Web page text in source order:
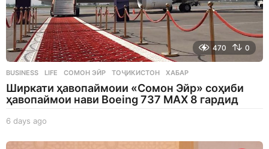
470 0
BUSINESS ,LIFE СОМОН ЭЙР ,ТОҶИКИСТОН ,ХАБАР
Ширкати ҳавопаймоии «Сомон Эйр» соҳиби
ҳавопаймои нави Boeing 737 MAX 8 гардид
6 days ago
a